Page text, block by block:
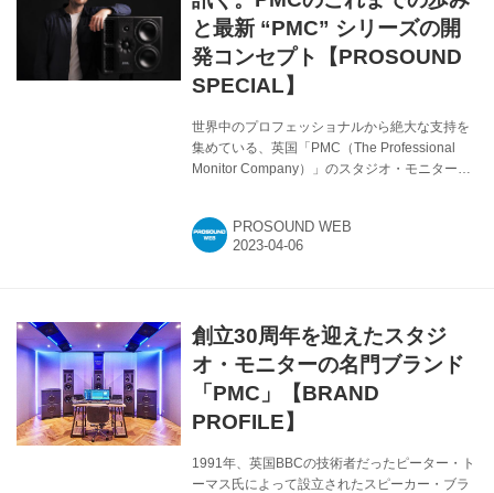
は、3月中旬にPMCの設計指向を体現した「Pr...
と最新 “PMC” シリーズの開
発コンセプト【PROSOUND
SPECIAL】
世界中のプロフェッショナルから絶大な支持を
集めている、英国「PMC（The Professional
Monitor Company）」のスタジオ・モニター。
Atmosスタジオの多くで同社のスタジオ・モニ
ターが採用されている。昨年販売が開始された
っていいだろう。そこで本誌では、昨秋の
『Inter BEE』に合わせて来日した同社の
CTO（最高技術責任者）、オリバー・トーマス
（O...
PROSOUND WEB
創立30周年を迎えたスタジ
オ・モニターの名門ブランド
「PMC」【BRAND
PROFILE】
1991年、英国BBCの技術者だったピーター・ト
ーマス氏によって設立されたスピーカー・ブラ